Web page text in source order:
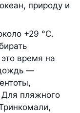
природу и
+29 °С.
время на
—
Для пляжного